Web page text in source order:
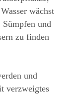
wächst
Sümpfen und
zu finden
und
verzweigtes